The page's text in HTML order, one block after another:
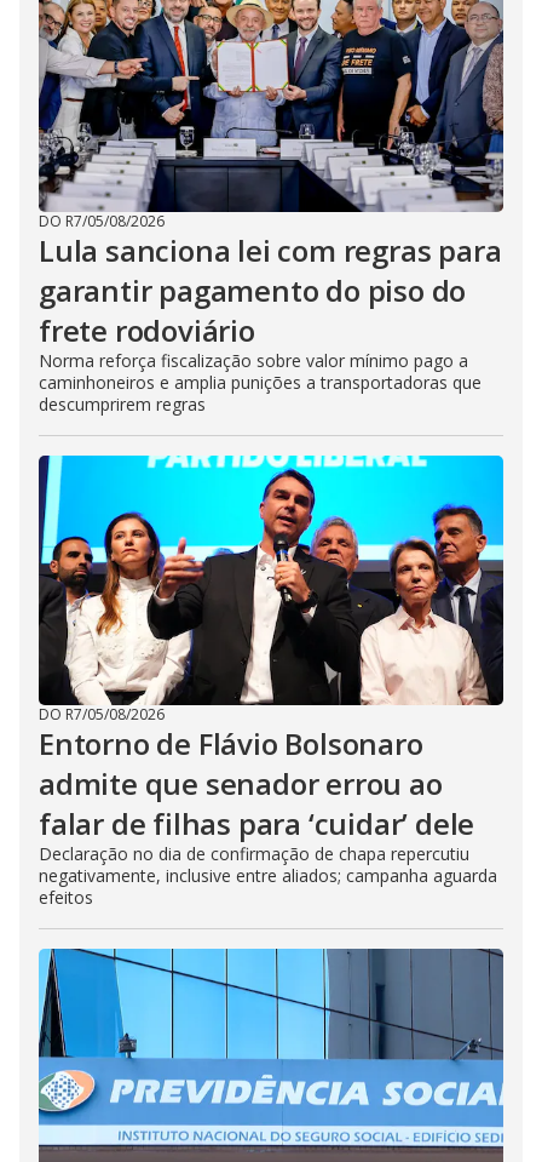
DO R7/05/08/2026
Lula sanciona lei com regras para
garantir pagamento do piso do
frete rodoviário
Norma reforça fiscalização sobre valor mínimo pago a
caminhoneiros e amplia punições a transportadoras que
descumprirem regras
DO R7/05/08/2026
Entorno de Flávio Bolsonaro
admite que senador errou ao
falar de filhas para ‘cuidar’ dele
Declaração no dia de confirmação de chapa repercutiu
negativamente, inclusive entre aliados; campanha aguarda
efeitos